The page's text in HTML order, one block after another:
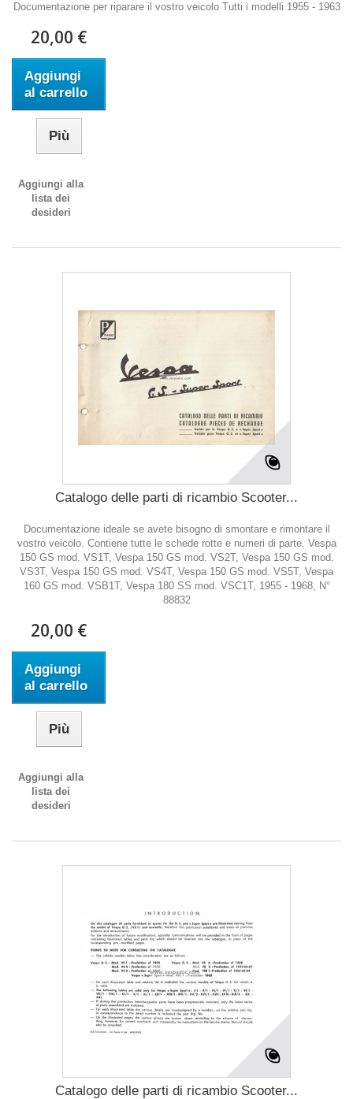
Documentazione per riparare il vostro veicolo Tutti i modelli 1955 - 1963
20,00 €
Aggiungi
al carrello
Più
Aggiungi alla
lista dei
desideri
Catalogo delle parti di ricambio Scooter...
Documentazione ideale se avete bisogno di smontare e rimontare il
vostro veicolo. Contiene tutte le schede rotte e numeri di parte. Vespa
150 GS mod. VS1T, Vespa 150 GS mod. VS2T, Vespa 150 GS mod.
VS3T, Vespa 150 GS mod. VS4T, Vespa 150 GS mod. VS5T, Vespa
160 GS mod. VSB1T, Vespa 180 SS mod. VSC1T, 1955 - 1968, N°
88832
20,00 €
Aggiungi
al carrello
Più
Aggiungi alla
lista dei
desideri
Catalogo delle parti di ricambio Scooter...